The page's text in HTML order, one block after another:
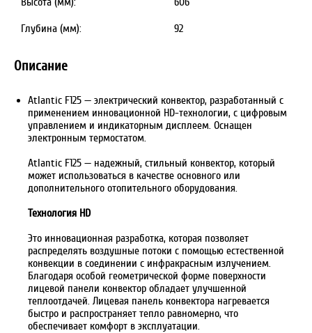
Глубина (мм): 92
Описание
Atlantic F125 — электрический конвектор, разработанный с
применением инновационной HD-технологии, с цифровым
управлением и индикаторным дисплеем. Оснащен
электронным термостатом.
Atlantic F125 — надежный, стильный конвектор, который
может использоваться в качестве основного или
дополнительного отопительного оборудования.
Технология HD
Это инновационная разработка, которая позволяет
распределять воздушные потоки с помощью естественной
конвекции в соединении с инфракрасным излучением.
Благодаря особой геометрической форме поверхности
лицевой панели конвектор обладает улучшенной
теплоотдачей. Лицевая панель конвектора нагревается
быстро и распространяет тепло равномерно, что
обеспечивает комфорт в эксплуатации.